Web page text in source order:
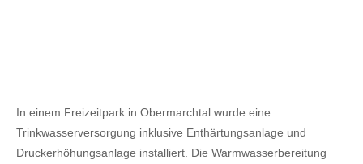
In einem Freizeitpark in Obermarchtal wurde eine
Trinkwasserversorgung inklusive Enthärtungsanlage und
Druckerhöhungsanlage installiert. Die Warmwasserbereitung